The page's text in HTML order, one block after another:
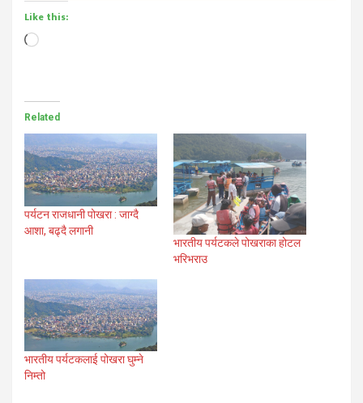
Like this:
Loading…
Related
पर्यटन राजधानी पोखरा : जाग्दै
आशा, बढ्दै लगानी
भारतीय पर्यटकले पोखराका होटल
भरिभराउ
भारतीय पर्यटकलाई पोखरा घुम्ने
निम्तो